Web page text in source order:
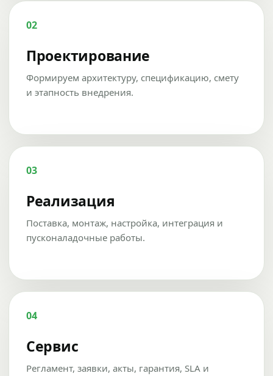
02
Проектирование
Формируем архитектуру, спецификацию, смету
и этапность внедрения.
03
Реализация
Поставка, монтаж, настройка, интеграция и
пусконаладочные работы.
04
Сервис
Регламент, заявки, акты, гарантия, SLA и